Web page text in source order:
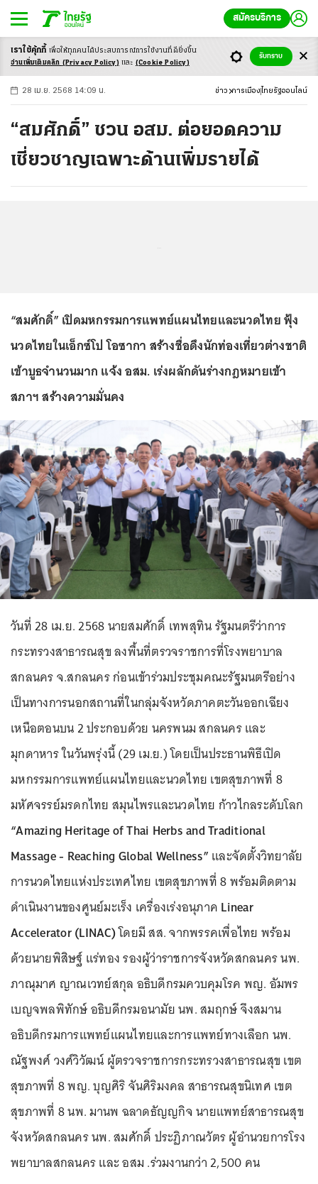
สมัครบริการ
-ก ก ก+
28 เม.ย. 2568 14:09 น. ข่าว การเมือง ไทยรัฐออนไลน์
“สมศักดิ์” ชวน อสม. ต่อยอดความ
เชี่ยวชาญเฉพาะด้านเพิ่มรายได้
“สมศักดิ์” เปิดมหกรรมการแพทย์แผนไทยและนวดไทย ฟุ้ง
นวดไทยในเอ็กซ์โป โอซากา สร้างชื่อดึงนักท่องเที่ยวต่างชาติ
เข้าบูธจำนวนมาก แจ้ง อสม. เร่งผลักดันร่างกฎหมายเข้า
สภาฯ สร้างความมั่นคง
วันที่ 28 เม.ย. 2568 นายสมศักดิ์ เทพสุทิน รัฐมนตรีว่าการ
กระทรวงสาธารณสุข ลงพื้นที่ตรวจราชการที่โรงพยาบาล
สกลนคร จ.สกลนคร ก่อนเข้าร่วมประชุมคณะรัฐมนตรีอย่าง
เป็นทางการนอกสถานที่ในกลุ่มจังหวัดภาคตะวันออกเฉียง
เหนือตอนบน 2 ประกอบด้วย นครพนม สกลนคร และ
มุกดาหาร ในวันพรุ่งนี้ (29 เม.ย.) โดยเป็นประธานพิธีเปิด
มหกรรมการแพทย์แผนไทยและนวดไทย เขตสุขภาพที่ 8
มหัศจรรย์มรดกไทย สมุนไพรและนวดไทย ก้าวไกลระดับโลก
“Amazing Heritage of Thai Herbs and Traditional
Massage - Reaching Global Wellness” และจัดตั้งวิทยาลัย
การนวดไทยแห่งประเทศไทย เขตสุขภาพที่ 8 พร้อมติดตาม
ดำเนินงานของศูนย์มะเร็ง เครื่องเร่งอนุภาค Linear
Accelerator (LINAC)โดยมี สส. จากพรรคเพื่อไทย พร้อม
ด้วยนายพิสิษฐ์ แร่ทอง รองผู้ว่าราชการจังหวัดสกลนคร นพ.
ภาณุมาศ ญาณเวทย์สกุล อธิบดีกรมควบคุมโรค พญ. อัมพร
เบญจพลพิทักษ์ อธิบดีกรมอนามัย นพ. สมฤกษ์ จึงสมาน
อธิบดีกรมการแพทย์แผนไทยและการแพทย์ทางเลือก นพ.
ณัฐพงศ์ วงศ์วิวัฒน์ ผู้ตรวจราชการกระทรวงสาธารณสุข เขต
สุขภาพที่ 8 พญ. บุญศิริ จันศิริมงคล สาธารณสุขนิเทศ เขต
สุขภาพที่ 8 นพ. มานพ ฉลาดธัญญกิจ นายแพทย์สาธารณสุข
จังหวัดสกลนคร นพ. สมศักดิ์ ประฏิภาณวัตร ผู้อำนวยการโรง
พยาบาลสกลนคร และ อสม .ร่วมงานกว่า 2,500 คน
เราใช้คุ้กกี้ เพื่อให้ทุกคนได้ประสบการณ์การใช้งานที่ดียิ่งขึ้น
อ่านเพิ่มเติมคลิก (Privacy Policy) และ (Cookie Policy)
รับทราบ